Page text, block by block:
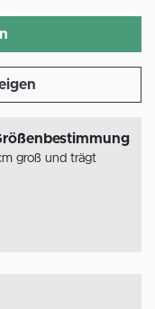
groß und trägt